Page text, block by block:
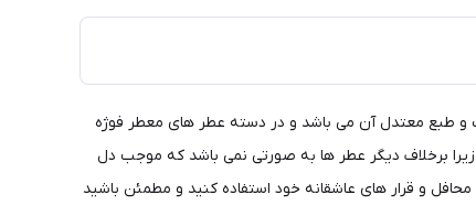
جذاب و طبع معتدل آن می باشد و در دسته عطر های معطر فوژه
برخلاف دیگر عطر ها به صورتی نمی باشد که موجب دل
و قرار های عاشقانه خود استفاده کنید و مطمئن باشید